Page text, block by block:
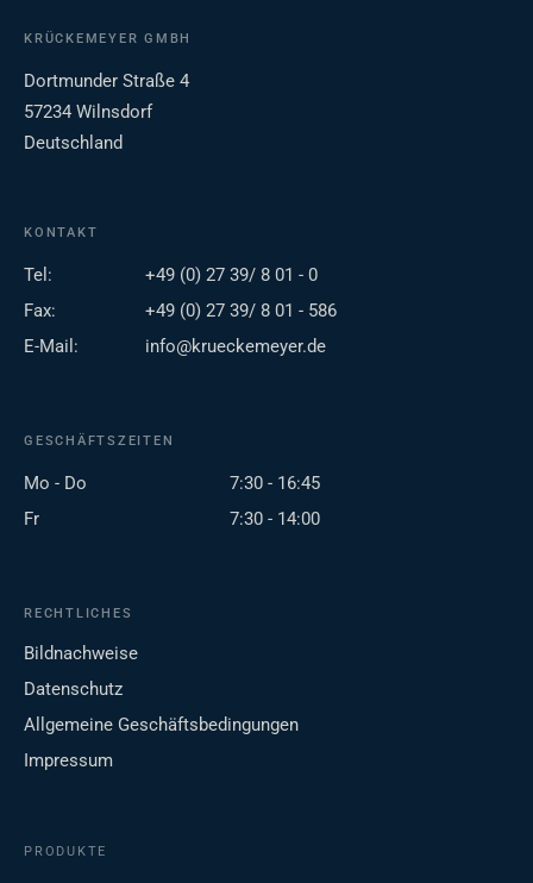
KRÜCKEMEYER GMBH
Dortmunder Straße 4
57234 Wilnsdorf
Deutschland
KONTAKT
Tel:
+49 (0) 27 39/ 8 01 - 0
Fax:
+49 (0) 27 39/ 8 01 - 586
E-Mail:
info@krueckemeyer.de
GESCHÄFTSZEITEN
Mo - Do
7:30 - 16:45
Fr
7:30 - 14:00
RECHTLICHES
Bildnachweise
Datenschutz
Allgemeine Geschäftsbedingungen
Impressum
PRODUKTE